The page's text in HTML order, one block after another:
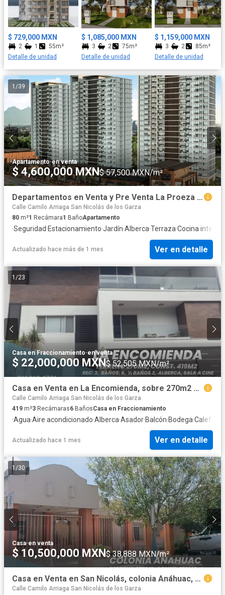
comodidad, Canchas deportivas, Áreas de recreación, Juegos
infantiles, Zona de picnic, Bellos Jardines, Amplias avenidas de
baja circulación, cajones de estacionamientos para visitas, y una
Excelente ubicación. Orgullosamente casas GUIAR es reconocido
con el sello Vida Integral Infonavit, el cual nos certifica como
Vivienda Sustentable además de que contamos con nuestro
de actividades culturales y deportivas. La excelente ubicación del
desarrollo nos permite estar a minutos de plazas comerciales,
hospitales, escuelas. Aceptamos todos los créditos. Pregunta a
tu asesor. Residencial
$ 729,000 MXN
2 1
55m²
Detalle de unidad
$ 1,085,000 MXN
3 2
75m²
Detalle de unidad
$ 1,159,000 MXN
3 2
85m²
Detalle de unidad
1 /39
Apartamento·en venta
$ 4,600,000 MXN$ 57,500 MXN/m²
Departamentos en Venta y Pre Venta La Proeza San Nicolas
Calle Camilo Arriaga San Nicolás de los Garza
80 m²1 Recámara1 BañoApartamento
·Seguridad·Estacionamiento·Jardín·Alberca·Terraza·Cocina integral
Actualizado hace más de 1 mes Ver en detalle
1 /23
Casa en Fraccionamiento·en venta
$ 22,000,000 MXN$ 52,505 MXN/m²
Casa en Venta en La Encomienda, sobre 270m2 de terreno, de 3 niveles, con alberca, paneles solares.
Calle Camilo Arriaga San Nicolás de los Garza
419 m²3 Recámaras6 BañosCasa en Fraccionamiento
·Agua·Aire acondicionado·Alberca·Asador·Balcón·Bodega·
Actualizado hace 1 mes Ver en detalle
1 /30
Casa·en venta
$ 10,500,000 MXN$ 38,888 MXN/m²
Casa en Venta en San Nicolás, colonia Anáhuac, para remodelar, de un nivel.
Calle Camilo Arriaga San Nicolás de los Garza